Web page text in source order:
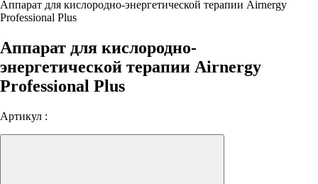
Аппарат для кислородно-энергетической терапии Airnergy
Professional Plus
Аппарат для кислородно-
энергетической терапии Airnergy
Professional Plus
Артикул :